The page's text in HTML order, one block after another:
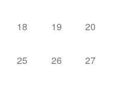
0 évènement,
18 0 évènement,
19 0
20
0 évènement,
25 0 évènement,
26 0
27